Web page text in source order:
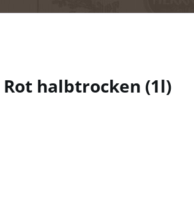
halbtrocken (1l)